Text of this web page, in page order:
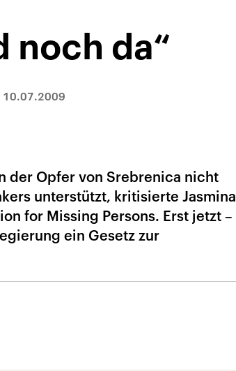
noch da“
10.07.2009
der Opfer von Srebrenica nicht
unterstützt, kritisierte Jasmina
for Missing Persons. Erst jetzt –
ein Gesetz zur